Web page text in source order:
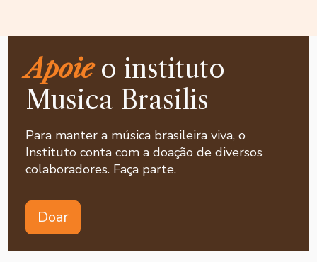
Apoieo instituto
Musica Brasilis
Para manter a música brasileira viva, o
Instituto conta com a doação de diversos
colaboradores. Faça parte.
Doar